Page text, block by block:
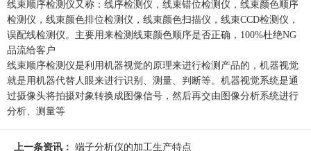
线束顺序检测仪又称：线序检测仪，线束错位检测仪，线束颜色顺序
检测仪，线束颜色排位检测仪，线束颜色扫描仪，线束CCD检测仪，
误配线检测仪。主要用来检测线束颜色顺序是否正确，100%杜绝NG
品流给客户
线束顺序检测仪是利用机器视觉的原理来进行检测产品的，机器视觉
就是用机器代替人眼来进行识别、测量、判断等。机器视觉系统是通
过摄像头将拍摄对象转换成图像信号，然后再交由图像分析系统进行
分析、测量等
上一条资讯： 端子分析仪的加工生产特点